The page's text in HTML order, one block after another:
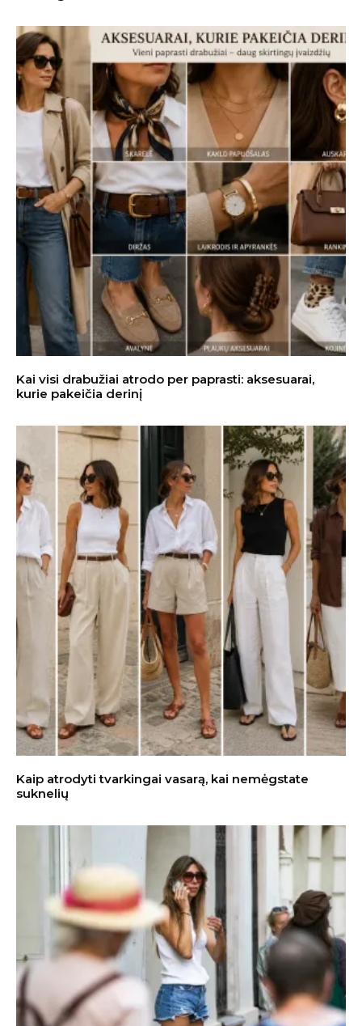
Kai visi drabužiai atrodo per paprasti: aksesuarai,
kurie pakeičia derinį
Kaip atrodyti tvarkingai vasarą, kai nemėgstate
suknelių